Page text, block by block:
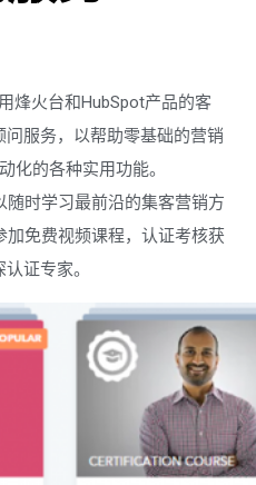
烽火台和HubSpot产品的客
服务，以帮助零基础的营销
化的各种实用功能。
时学习最前沿的集客营销方
加免费视频课程，认证考核获
证专家。